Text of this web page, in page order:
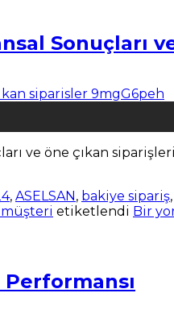
Sonuçları
ve öne çıkan
, ASELSAN, bakiye sipariş,
müşteri etiketlendi Bir